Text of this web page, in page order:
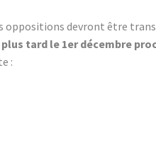
devront être
plus tard le 1er décembre
: